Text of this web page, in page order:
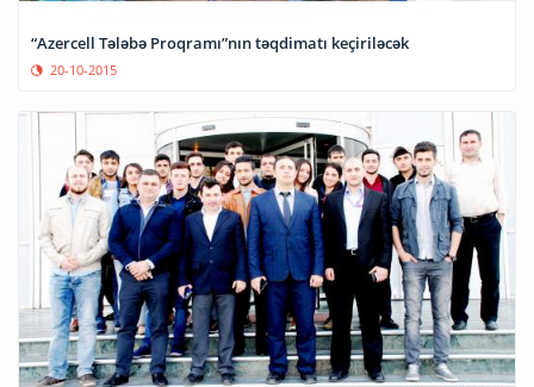
“Azercell Tələbə Proqramı”nın təqdimatı keçiriləcək
20-10-2015